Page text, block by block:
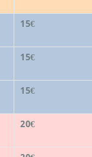
15€
15€
15€
20€